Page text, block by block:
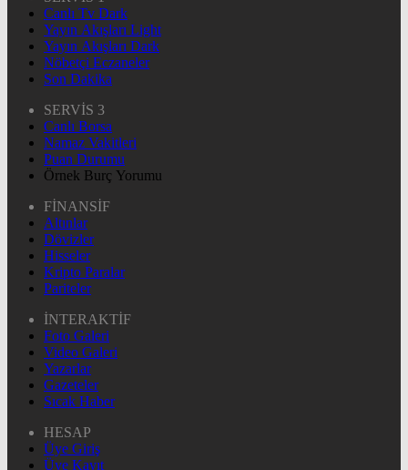
Canlı Tv Dark
Yayın Akışları Light
Yayın Akışları Dark
Nöbetçi Eczaneler
Son Dakika
SERVİS 3
Canlı Borsa
Namaz Vakitleri
Puan Durumu
Örnek Burç Yorumu
FİNANSİF
Altınlar
Dövizler
Hisseler
Kripto Paralar
Pariteler
İNTERAKTİF
Foto Galeri
Video Galeri
Yazarlar
Gazeteler
Sıcak Haber
HESAP
Üye Giriş
Üye Kayıt